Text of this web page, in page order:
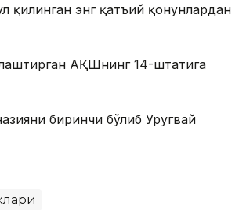
қилинган энг қатъий қонунлардан
АҚШнинг 14-штатига
биринчи бўлиб Уругвай